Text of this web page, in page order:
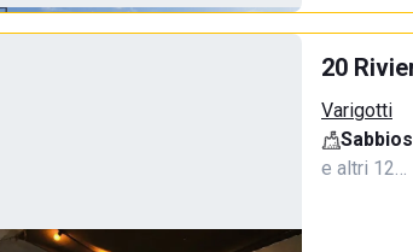
20
Varigotti
e altri 12…